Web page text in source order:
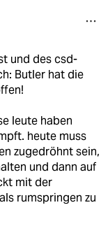
und des csd-
Butler hat die
leute haben
heute muss
zugedröhnt sein,
und dann auf
mit der
rumspringen zu